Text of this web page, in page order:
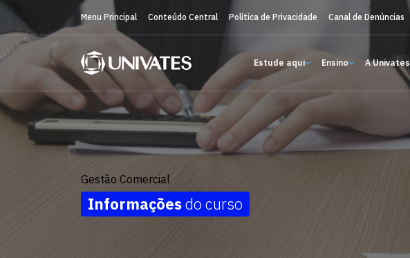
Menu Principal Conteúdo Central Política de Privacidade Canal de Denúncias
Estude aqui Ensino A Univates
Gestão Comercial
Informaçõesdo curso